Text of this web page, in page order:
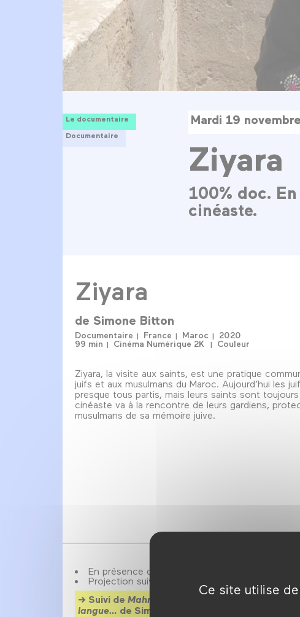
Ce site utilise
Le documentaire
Documentaire
Mardi 19
Ziyara
100% doc.
cinéaste.
Ziyara
de Simone Bitton
Documentaire France Maroc
2020
99 min
Cinéma Numérique 2K Couleur
Ziyara, la visite aux saints, est une pratique
juifs et aux musulmans du Maroc. Aujourd’hui les
presque tous partis, mais leurs saints sont toujours
cinéaste va à la rencontre de leurs gardiens,
musulmans de sa mémoire juive.
En présence de Simone Bitton, cinéaste.
Projection suivie d’un débat.
Suivi de Mahmoud Darwich : et la terre,
langue… de Simone Bitton à 20h30